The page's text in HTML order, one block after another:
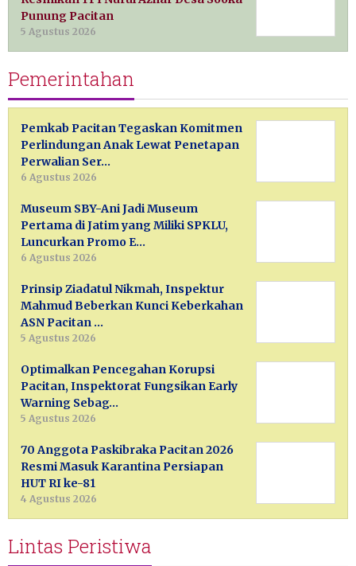
Punung Pacitan
5 Agustus 2026
Pemerintahan
Pemkab Pacitan Tegaskan Komitmen
Perlindungan Anak Lewat Penetapan
Perwalian Ser…
6 Agustus 2026
Museum SBY-Ani Jadi Museum
Pertama di Jatim yang Miliki SPKLU,
Luncurkan Promo E…
6 Agustus 2026
Prinsip Ziadatul Nikmah, Inspektur
Mahmud Beberkan Kunci Keberkahan
ASN Pacitan …
5 Agustus 2026
Optimalkan Pencegahan Korupsi
Pacitan, Inspektorat Fungsikan Early
Warning Sebag…
5 Agustus 2026
70 Anggota Paskibraka Pacitan 2026
Resmi Masuk Karantina Persiapan
HUT RI ke-81
4 Agustus 2026
Lintas Peristiwa